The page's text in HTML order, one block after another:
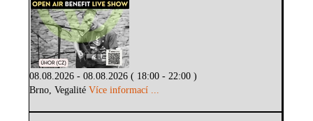
08.08.2026 - 08.08.2026 ( 18:00 - 22:00 )
Brno, VegalitéVíce informací ...